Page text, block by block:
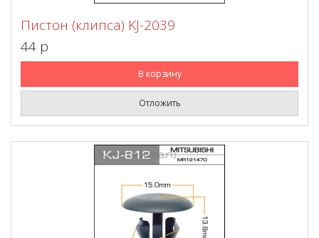
Пистон (клипса) KJ-2039
44 p
В корзину
Отложить